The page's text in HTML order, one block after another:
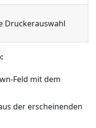
Druckerauswahl
Feld mit dem
der erscheinenden